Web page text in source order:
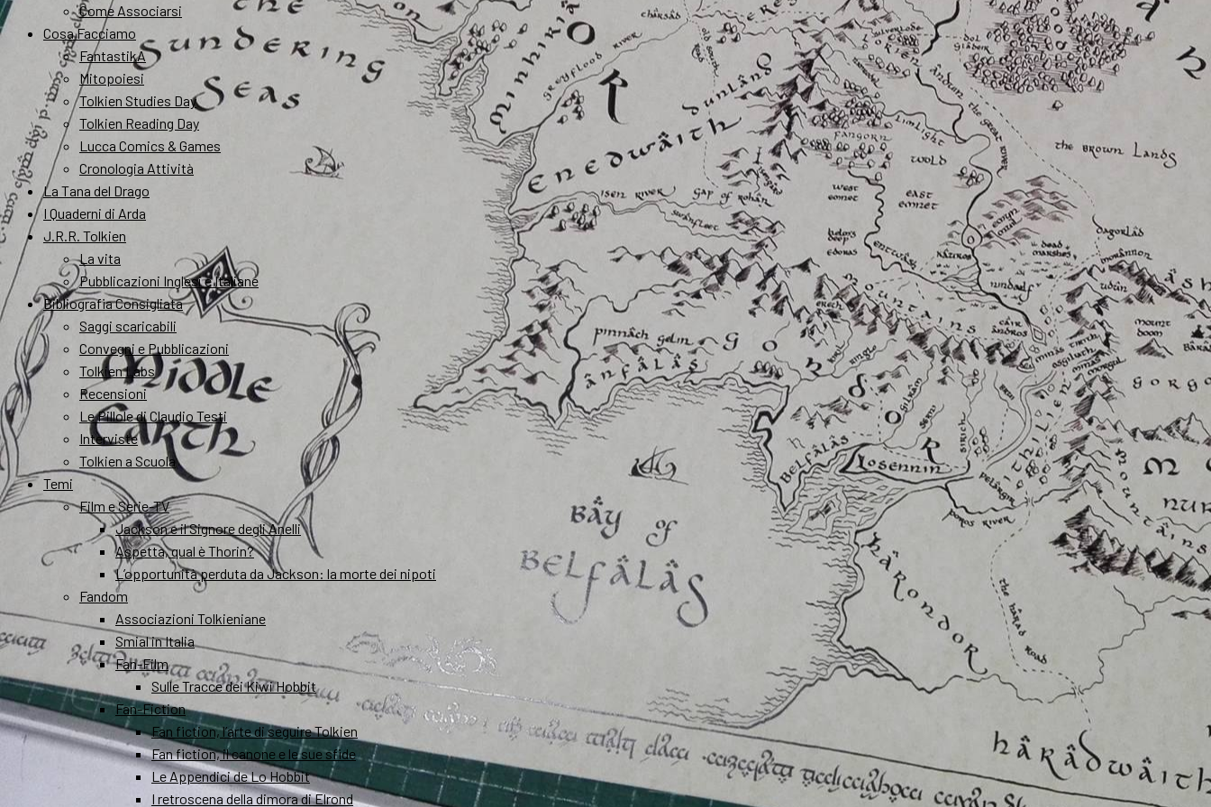
Come Associarsi
Cosa Facciamo
FantastikA
Mitopoiesi
Tolkien Studies Day
Tolkien Reading Day
Lucca Comics & Games
Cronologia Attività
La Tana del Drago
I Quaderni di Arda
J.R.R. Tolkien
La vita
Pubblicazioni Inglesi e Italiane
Bibliografia Consigliata
Saggi scaricabili
Convegni e Pubblicazioni
Tolkien Labs
Recensioni
Le Pillole di Claudio Testi
Interviste
Tolkien a Scuola
Temi
Film e Serie-TV
Jackson e il Signore degli Anelli
Aspetta, qual è Thorin?
L’opportunità perduta da Jackson: la morte dei nipoti
Fandom
Associazioni Tolkieniane
Smial in Italia
Fan-Film
Sulle Tracce dei Kiwi Hobbit
Fan-Fiction
Fan fiction, l’arte di seguire Tolkien
Fan fiction, il canone e le sue sfide
Le Appendici de Lo Hobbit
I retroscena della dimora di Elrond